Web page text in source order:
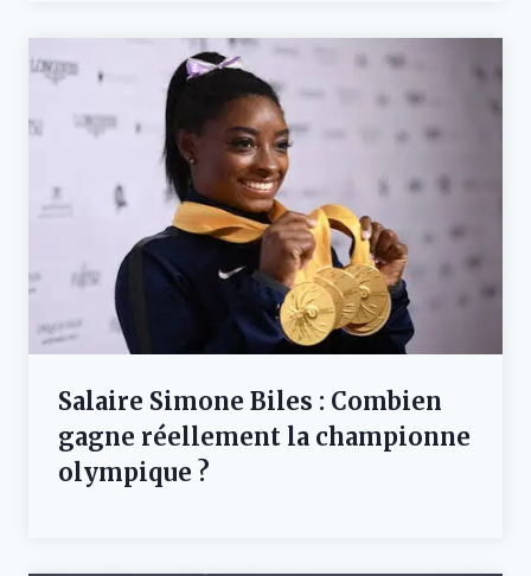
Salaire Simone Biles : Combien
gagne réellement la championne
olympique ?